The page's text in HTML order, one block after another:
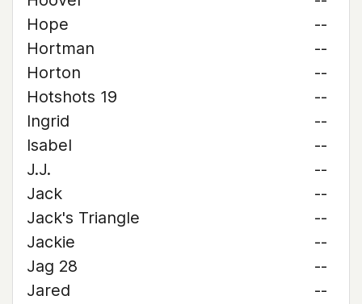
Hope
--
Hortman
--
Horton
--
Hotshots 19
--
Ingrid
--
Isabel
--
J.J.
--
Jack
--
Jack's Triangle
--
Jackie
--
Jag 28
--
Jared
--